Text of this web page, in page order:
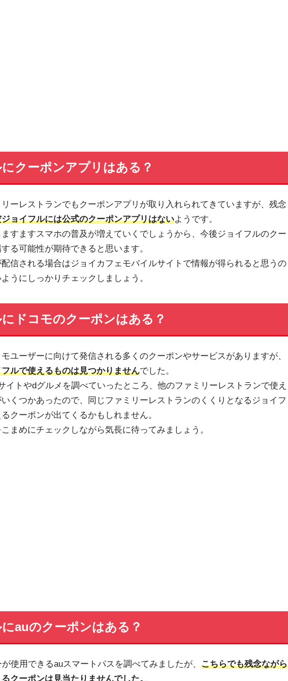
クーポンアプリはある？
ーレストランでもクーポンアプリが取り入れられてきていますが、残念
ョイフルには公式のクーポンアプリはないようです。
すますスマホの普及が増えていくでしょうから、今後ジョイフルのクー
る可能性が期待できると思います。
信される場合はジョイカフェモバイルサイトで情報が得られると思うの
うにしっかりチェックしましょう。
ドコモのクーポンはある？
モユーザーに向けて発信される多くのクーポンやサービスがありますが、
ルで使えるものは見つかりませんでした。
イトやdグルメを調べていったところ、他のファミリーレストランで使え
くつかあったので、同じファミリーレストランのくくりとなるジョイフ
クーポンが出てくるかもしれません。
まめにチェックしながら気長に待ってみましょう。
auのクーポンはある？
使用できるauスマートパスを調べてみましたが、 こちらでも残念ながら
クーポンは見当たりませんでした。